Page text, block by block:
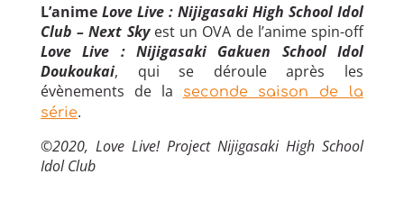
L’anime Love Live : Nijigasaki High School Idol
Club – Next Skyest un OVA de l’anime spin-off
Love Live : Nijigasaki Gakuen School Idol
Doukoukai, qui se déroule après les
évènements de la
seconde saison de la
série.
©2020, Love Live! Project Nijigasaki High School
Idol Club